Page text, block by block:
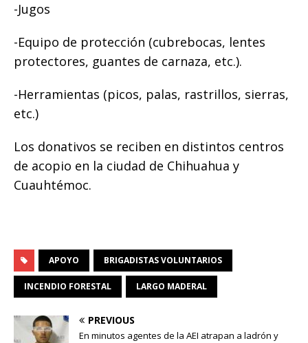
-Jugos
-Equipo de protección (cubrebocas, lentes
protectores, guantes de carnaza, etc.).
-Herramientas (picos, palas, rastrillos, sierras,
etc.)
Los donativos se reciben en distintos centros
de acopio en la ciudad de Chihuahua y
Cuauhtémoc.
APOYO BRIGADISTAS VOLUNTARIOS
INCENDIO FORESTAL LARGO MADERAL
PREVIOUS
En minutos agentes de la AEI atrapan a ladrón y